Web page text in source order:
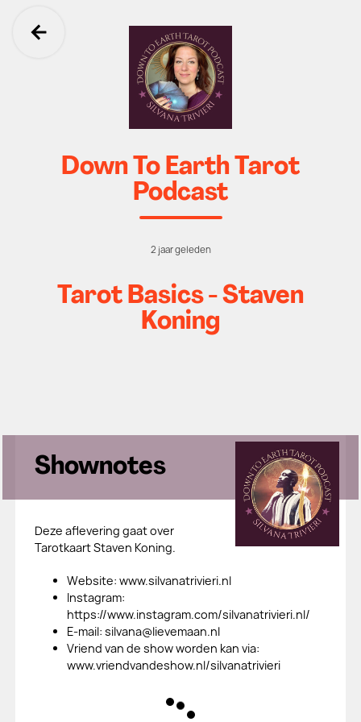
Ga terug
Down To Earth Tarot
Podcast
2 jaar geleden
Tarot Basics - Staven
Koning
Shownotes
Deze aflevering gaat over
Tarotkaart Staven Koning.
​Website: www.silvanatrivieri.nl
​Instagram:
https://www.instagram.com/silvanatrivieri.nl/
​E-mail: silvana@lievemaan.nl
​Vriend van de show worden kan via:
www.vriendvandeshow.nl/silvanatrivieri